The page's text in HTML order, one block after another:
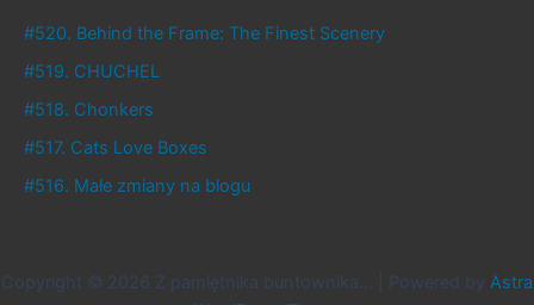
b
y
#520. Behind the Frame: The Finest Scenery
#519. CHUCHEL
#518. Chonkers
#517. Cats Love Boxes
#516. Małe zmiany na blogu
Copyright © 2026 Z pamiętnika buntownika... | Powered by Astra